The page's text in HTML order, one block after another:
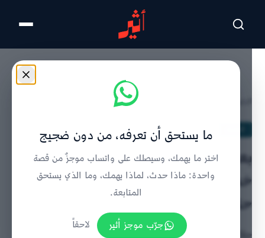
تخطى للمحتوى الرئيسي
بعد زيارة رئيسة الوزراء الإيطالية:
خطة عمل عُمانية إيطالية مشتركة
حتى 2030م
ما يستحق أن تعرفه، من دون ضجيج
اختر ما يهمك، وسيصلك على واتساب موجزٌ من قصة
واحدة: ماذا حدث، لماذا يهمك، وما الذي يستحق
المتابعة.
جرّب موجز أثير
لاحقاً